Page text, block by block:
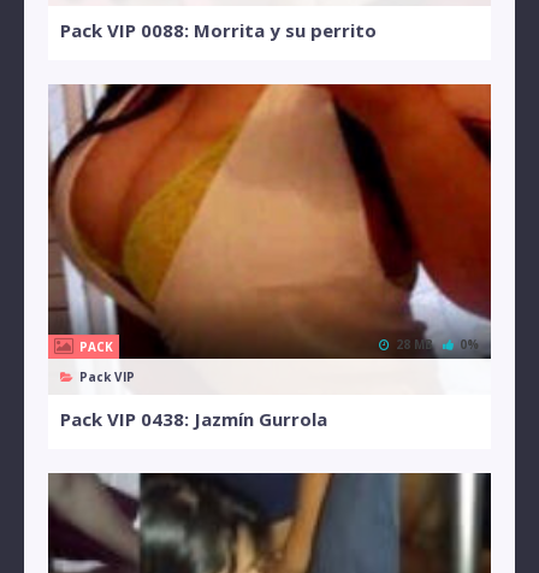
Pack VIP 0088: Morrita y su perrito
PACK
Pack VIP
28 MB 0%
Pack VIP 0438: Jazmín Gurrola